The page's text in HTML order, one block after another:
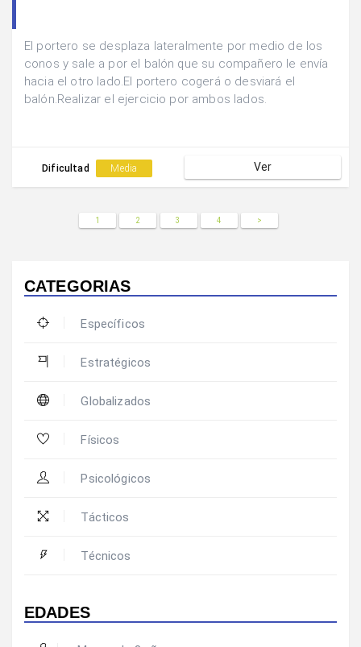
El portero se desplaza lateralmente por medio de los
conos y sale a por el balón que su compañero le envía
hacia el otro lado.El portero cogerá o desviará el
balón.Realizar el ejercicio por ambos lados.
Dificultad Media Ver
1 2 3 4 >
CATEGORIAS
Específicos
Estratégicos
Globalizados
Físicos
Psicológicos
Tácticos
Técnicos
EDADES